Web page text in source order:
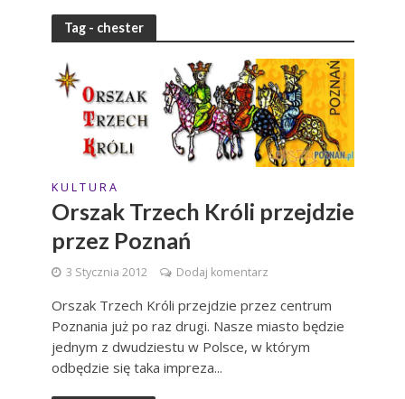
Tag - chester
K U L T U R A
Orszak Trzech Króli przejdzie
przez Poznań
3 Stycznia 2012 Dodaj komentarz
Orszak Trzech Króli przejdzie przez centrum
Poznania już po raz drugi. Nasze miasto będzie
jednym z dwudziestu w Polsce, w którym
odbędzie się taka impreza...